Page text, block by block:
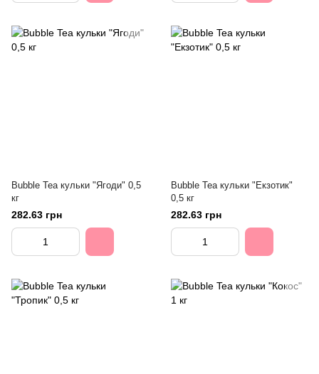
Bubble Tea кульки "Ягоди" 0,5
кг
282.63 грн
Bubble Tea кульки "Екзотик"
0,5 кг
282.63 грн